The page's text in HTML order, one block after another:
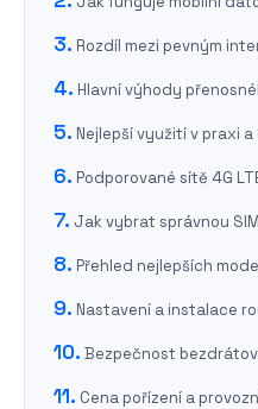
Rozdíl mezi pevným
Hlavní výhody
Nejlepší využití v praxi
Podporované sítě 4G
Jak vybrat správnou
Přehled nejlepších
Nastavení a instalace
Bezpečnost
Cena pořízení a